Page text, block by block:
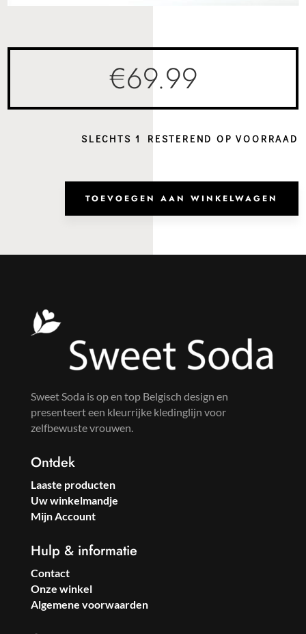
€69.99
SLECHTS 1 RESTEREND OP VOORRAAD
TOEVOEGEN AAN WINKELWAGEN
Sweet Soda is op en top Belgisch design en
presenteert een kleurrijke kledinglijn voor
zelfbewuste vrouwen.
Ontdek
Laaste producten
Uw winkelmandje
Mijn Account
Hulp & informatie
Contact
Onze winkel
Algemene voorwaarden